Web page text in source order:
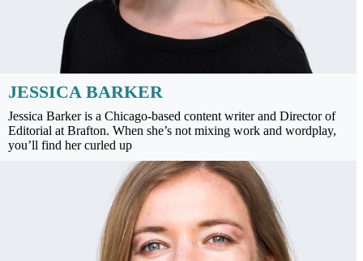
JESSICA BARKER
Jessica Barker is a Chicago-based content writer and Director of
Editorial at Brafton. When she’s not mixing work and wordplay,
you’ll find her curled up